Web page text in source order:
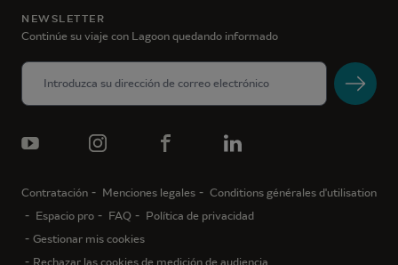
NEWSLETTER
Continúe su viaje con Lagoon quedando informado
Contratación Menciones legales
Conditions générales d'utilisation
Espacio pro
FAQ
Política de privacidad
Gestionar mis cookies
Rechazar las cookies de medición de audiencia